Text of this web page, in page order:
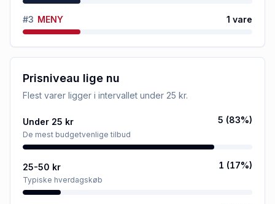
#3 MENY 1 vare
Prisniveau lige nu
Flest varer ligger i intervallet under 25 kr.
Under 25 kr
De mest budgetvenlige tilbud
5 (83%)
25-50 kr
Typiske hverdagskøb
1 (17%)